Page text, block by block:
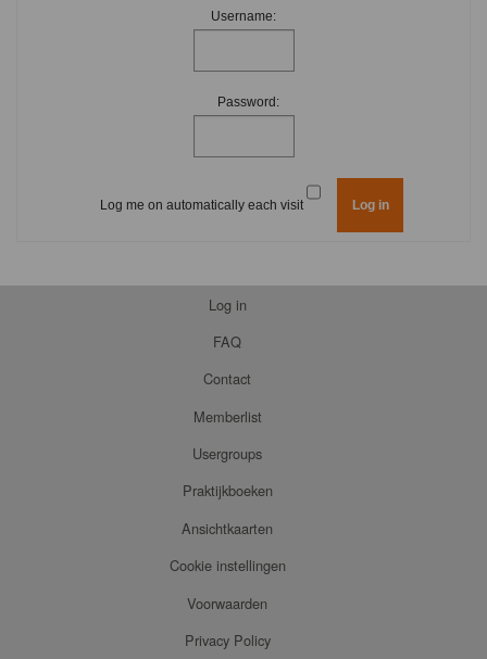
Username:
Password:
Log me on automatically each visit
Log in
FAQ
Contact
Memberlist
Usergroups
Praktijkboeken
Ansichtkaarten
Cookie instellingen
Voorwaarden
Privacy Policy